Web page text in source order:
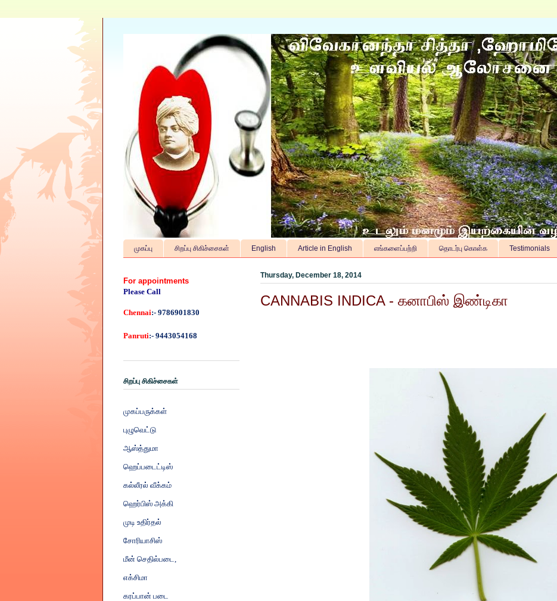
முகப்பு சிறப்பு சிகிச்சைகள் English Article in English எங்களைப்பற்றி தொடர்பு கொள்க Testimonials
Thursday, December 18, 2014
CANNABIS INDICA - கனாபிஸ் இண்டிகா
For appointments
Please Call
Chennai:- 9786901830
Panruti:- 9443054168
சிறப்பு சிகிச்சைகள்
முகப்பருக்கள்
புழுவெட்டு
ஆஸ்த்துமா
ஹெப்படைட்டிஸ்
கல்லீரல் வீக்கம்
ஹெர்பிஸ் அக்கி
முடி உதிர்தல்
சோரியாசிஸ்
மீன் செதில்படை
எக்சிமா
கரப்பான் படை